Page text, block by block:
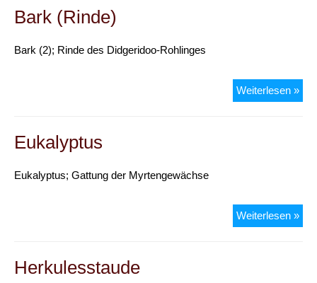
Bark (Rinde)
Bark (2); Rinde des Didgeridoo-Rohlinges
Weiterlesen »
Eukalyptus
Eukalyptus; Gattung der Myrtengewächse
Weiterlesen »
Herkulesstaude